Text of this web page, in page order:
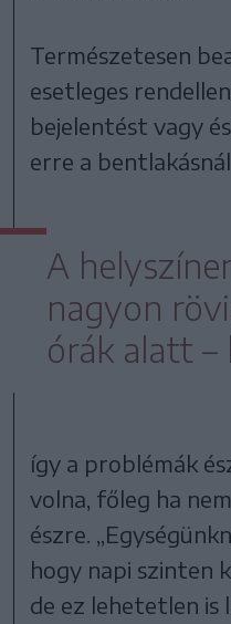
Természetesen
esetleges
bejelentést vagy
erre a
A
nagyon
órák alatt
így a problémák
volna, főleg ha
észre.
hogy napi szinten
de ez lehetetlen is